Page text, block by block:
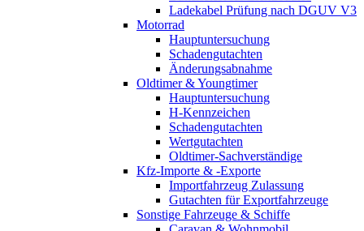
Ladekabel Prüfung nach DGUV V3
Motorrad
Hauptuntersuchung
Schadengutachten
Änderungsabnahme
Oldtimer & Youngtimer
Hauptuntersuchung
H-Kennzeichen
Schadengutachten
Wertgutachten
Oldtimer-Sachverständige
Kfz-Importe & -Exporte
Importfahrzeug Zulassung
Gutachten für Exportfahrzeuge
Sonstige Fahrzeuge & Schiffe